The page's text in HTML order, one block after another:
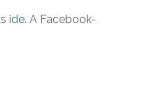
ide. A Facebook-